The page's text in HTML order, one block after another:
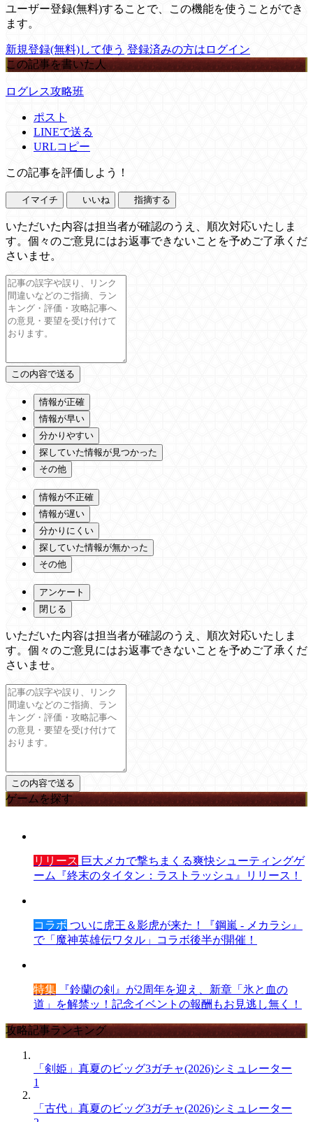
ユーザー登録(無料)することで、この機能を使うことができ
ます。
新規登録(無料)して使う 登録済みの方はログイン
この記事を書いた人
ログレス攻略班
ポスト
LINEで送る
URLコピー
この記事を評価しよう！
イマイチ いいね 指摘する
いただいた内容は担当者が確認のうえ、順次対応いたしま
す。個々のご意見にはお返事できないことを予めご了承くだ
さいませ。
情報が正確
情報が早い
分かりやすい
探していた情報が見つかった
その他
情報が不正確
情報が遅い
分かりにくい
探していた情報が無かった
その他
アンケート
閉じる
いただいた内容は担当者が確認のうえ、順次対応いたしま
す。個々のご意見にはお返事できないことを予めご了承くだ
さいませ。
ゲームを探す
リリース 巨大メカで撃ちまくる爽快シューティングゲ
ーム『終末のタイタン：ラストラッシュ』リリース！
コラボ ついに虎王＆影虎が来た！『鋼嵐 - メカラシ』
で「魔神英雄伝ワタル」コラボ後半が開催！
特集 『鈴蘭の剣』が2周年を迎え、新章「氷と血の
道」を解禁ッ！記念イベントの報酬もお見逃し無く！
攻略記事ランキング
「剣姫」真夏のビッグ3ガチャ(2026)シミュレーター
1
「古代」真夏のビッグ3ガチャ(2026)シミュレーター